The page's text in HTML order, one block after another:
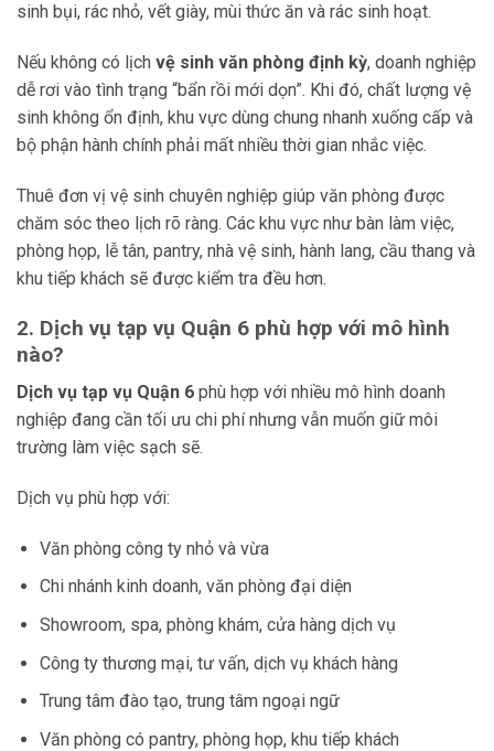
sinh bụi, rác nhỏ, vết giày, mùi thức ăn và rác sinh hoạt.
Nếu không có lịch vệ sinh văn phòng định kỳ, doanh nghiệp
dễ rơi vào tình trạng “bẩn rồi mới dọn”. Khi đó, chất lượng vệ
sinh không ổn định, khu vực dùng chung nhanh xuống cấp và
bộ phận hành chính phải mất nhiều thời gian nhắc việc.
Thuê đơn vị vệ sinh chuyên nghiệp giúp văn phòng được
chăm sóc theo lịch rõ ràng. Các khu vực như bàn làm việc,
phòng họp, lễ tân, pantry, nhà vệ sinh, hành lang, cầu thang và
khu tiếp khách sẽ được kiểm tra đều hơn.
2. Dịch vụ tạp vụ Quận 6 phù hợp với mô hình
nào?
Dịch vụ tạp vụ Quận 6 phù hợp với nhiều mô hình doanh
nghiệp đang cần tối ưu chi phí nhưng vẫn muốn giữ môi
trường làm việc sạch sẽ.
Dịch vụ phù hợp với:
Văn phòng công ty nhỏ và vừa
Chi nhánh kinh doanh, văn phòng đại diện
Showroom, spa, phòng khám, cửa hàng dịch vụ
Công ty thương mại, tư vấn, dịch vụ khách hàng
Trung tâm đào tạo, trung tâm ngoại ngữ
Văn phòng có pantry, phòng họp, khu tiếp khách